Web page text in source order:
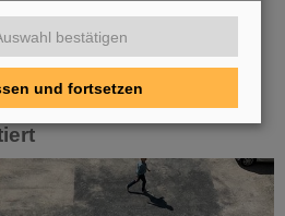
auf FAIR-
bestätigen
und fortsetzen